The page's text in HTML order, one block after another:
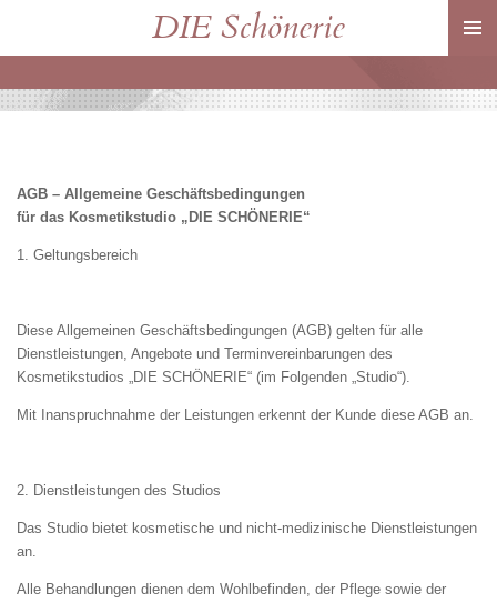
DIE Schönerie
AGB – Allgemeine Geschäftsbedingungen
für das Kosmetikstudio „DIE SCHÖNERIE“
1. Geltungsbereich
Diese Allgemeinen Geschäftsbedingungen (AGB) gelten für alle
Dienstleistungen, Angebote und Terminvereinbarungen des
Kosmetikstudios „DIE SCHÖNERIE“ (im Folgenden „Studio“).
Mit Inanspruchnahme der Leistungen erkennt der Kunde diese AGB an.
2. Dienstleistungen des Studios
Das Studio bietet kosmetische und nicht-medizinische Dienstleistungen
an.
Alle Behandlungen dienen dem Wohlbefinden, der Pflege sowie der